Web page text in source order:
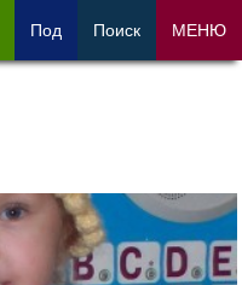
Под Поиск МЕНЮ